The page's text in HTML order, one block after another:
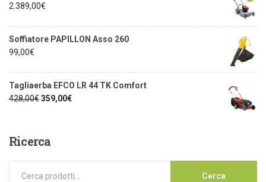
2.389,00€
Soffiatore PAPILLON Asso 260
99,00€
Tagliaerba EFCO LR 44 TK Comfort
428,00€359,00€
Ricerca
Cerca